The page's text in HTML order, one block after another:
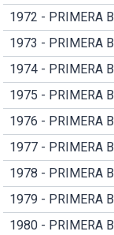
1972 - PRIMERA B
1973 - PRIMERA B
1974 - PRIMERA B
1975 - PRIMERA B
1976 - PRIMERA B
1977 - PRIMERA B
1978 - PRIMERA B
1979 - PRIMERA B
1980 - PRIMERA B